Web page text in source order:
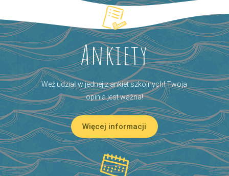
Ankiety
Weź udział w jednej z ankiet szkolnych! Twoja
opinia jest ważna!
Więcej informacji